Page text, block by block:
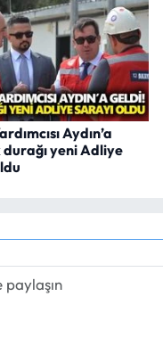
Aydın’a
yeni Adliye